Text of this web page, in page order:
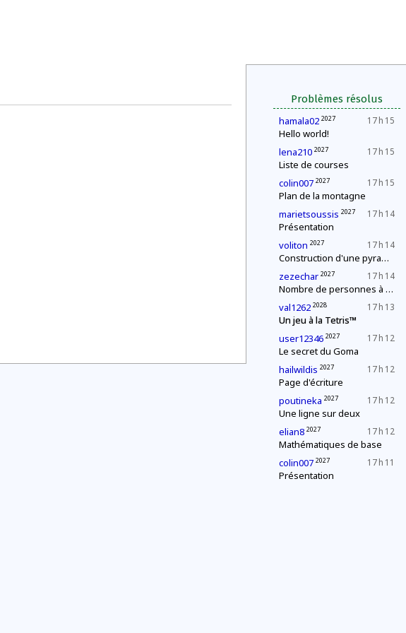
Problèmes résolus
17 h 15
hamala02 2027
Hello world!
17 h 15
lena210 2027
Liste de courses
17 h 15
colin007 2027
Plan de la montagne
17 h 14
marietsoussis 2027
Présentation
17 h 14
voliton 2027
Construction d'une pyramide
17 h 14
zezechar 2027
Nombre de personnes à la fête
17 h 13
val1262 2028
Un jeu à la Tetris™
17 h 12
user12346 2027
Le secret du Goma
17 h 12
hailwildis 2027
Page d'écriture
17 h 12
poutineka 2027
Une ligne sur deux
17 h 12
elian8 2027
Mathématiques de base
17 h 11
colin007 2027
Présentation